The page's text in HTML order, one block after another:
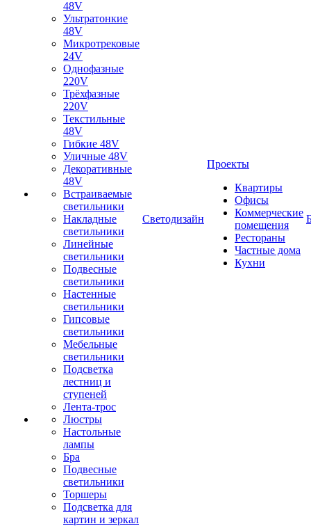
48V
Ультратонкие
48V
Микротрековые
24V
Однофазные
220V
Трёхфазные
220V
Текстильные
48V
Гибкие 48V
Уличные 48V
Декоративные
48V
Встраиваемые
светильники
Накладные
светильники
Линейные
светильники
Подвесные
светильники
Настенные
светильники
Гипсовые
светильники
Мебельные
светильники
Подсветка
лестниц и
ступеней
Лента-трос
Люстры
Настольные
лампы
Бра
Подвесные
светильники
Торшеры
Подсветка для
картин и зеркал
Светодизайн
Проекты
Квартиры
Офисы
Коммерческие
помещения
Рестораны
Частные дома
Кухни